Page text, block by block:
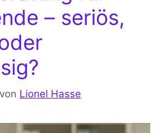
– seriös,
von Lionel Hasse